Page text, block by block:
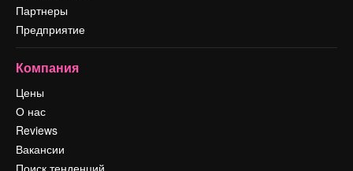
Партнеры
Предприятие
Компания
Цены
О нас
Reviews
Вакансии
Поиск тенденций